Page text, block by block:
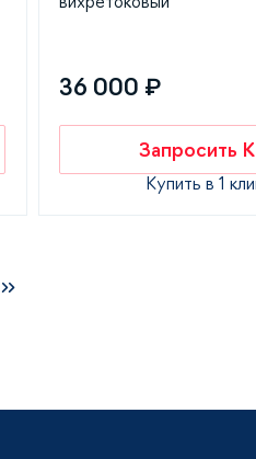
36 000 ₽
Запросить
Купить в 1